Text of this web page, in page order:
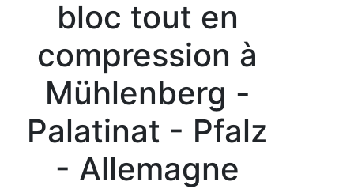
bloc tout en
compression à
Mühlenberg -
Palatinat - Pfalz
- Allemagne